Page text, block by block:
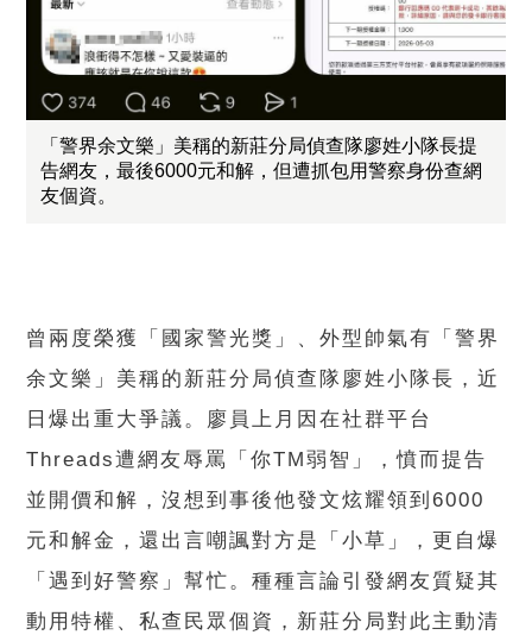
「警界余文樂」美稱的新莊分局偵查隊廖姓小隊長提
告網友，最後6000元和解，但遭抓包用警察身份查網
友個資。
曾兩度榮獲「國家警光獎」、外型帥氣有「警界
余文樂」美稱的新莊分局偵查隊廖姓小隊長，近
日爆出重大爭議。廖員上月因在社群平台
Threads遭網友辱罵「你TM弱智」，憤而提告
並開價和解，沒想到事後他發文炫耀領到6000
元和解金，還出言嘲諷對方是「小草」，更自爆
「遇到好警察」幫忙。種種言論引發網友質疑其
動用特權、私查民眾個資，新莊分局對此主動清